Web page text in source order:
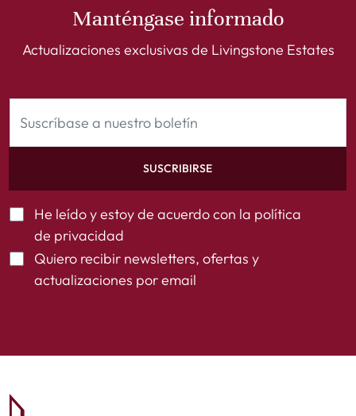
Manténgase informado
Actualizaciones exclusivas de Livingstone Estates
SUSCRIBIRSE
He leído y estoy de acuerdo con la política
de privacidad
Quiero recibir newsletters, ofertas y
actualizaciones por email